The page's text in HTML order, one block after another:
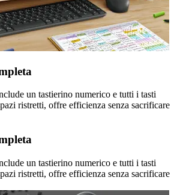
un tastierino numerico e tutti i tasti
ristretti, offre efficienza senza sacrificare
un tastierino numerico e tutti i tasti
ristretti, offre efficienza senza sacrificare